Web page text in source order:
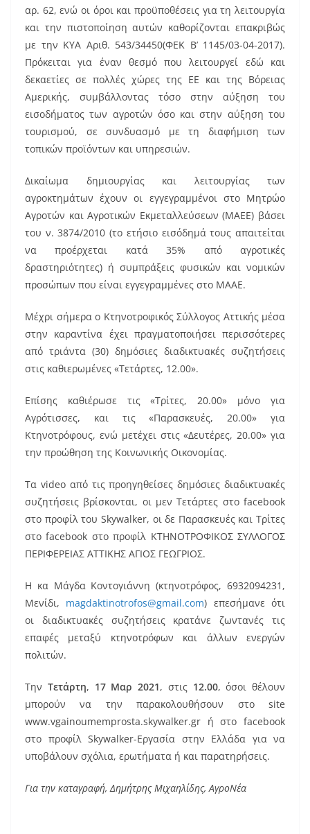
αρ. 62, ενώ οι όροι και προϋποθέσεις για τη λειτουργία
και την πιστοποίηση αυτών καθορίζονται επακριβώς
με την ΚΥΑ Αριθ. 543/34450(ΦΕΚ Β’ 1145/03-04-2017).
Πρόκειται για έναν θεσμό που λειτουργεί εδώ και
δεκαετίες σε πολλές χώρες της ΕΕ και της Βόρειας
Αμερικής, συμβάλλοντας τόσο στην αύξηση του
εισοδήματος των αγροτών όσο και στην αύξηση του
τουρισμού, σε συνδυασμό με τη διαφήμιση των
τοπικών προϊόντων και υπηρεσιών.
Δικαίωμα δημιουργίας και λειτουργίας των
αγροκτημάτων έχουν οι εγγεγραμμένοι στο Μητρώο
Αγροτών και Αγροτικών Εκμεταλλεύσεων (ΜΑΕΕ) βάσει
του ν. 3874/2010 (το ετήσιο εισόδημά τους απαιτείται
να προέρχεται κατά 35% από αγροτικές
δραστηριότητες) ή συμπράξεις φυσικών και νομικών
προσώπων που είναι εγγεγραμμένες στο ΜΑΑΕ.
Μέχρι σήμερα ο Κτηνοτροφικός Σύλλογος Αττικής μέσα
στην καραντίνα έχει πραγματοποιήσει περισσότερες
από τριάντα (30) δημόσιες διαδικτυακές συζητήσεις
στις καθιερωμένες «Τετάρτες, 12.00».
Επίσης καθιέρωσε τις «Τρίτες, 20.00» μόνο για
Αγρότισσες, και τις «Παρασκευές, 20.00» για
Κτηνοτρόφους, ενώ μετέχει στις «Δευτέρες, 20.00» για
την προώθηση της Κοινωνικής Οικονομίας.
Τα video από τις προηγηθείσες δημόσιες διαδικτυακές
συζητήσεις βρίσκονται, οι μεν Τετάρτες στο facebook
στο προφίλ του Skywalker, οι δε Παρασκευές και Τρίτες
στο facebook στο προφίλ ΚΤΗΝΟΤΡΟΦΙΚΟΣ ΣΥΛΛΟΓΟΣ
ΠΕΡΙΦΕΡΕΙΑΣ ΑΤΤΙΚΗΣ ΑΓΙΟΣ ΓΕΩΓΡΙΟΣ.
Η κα Μάγδα Κοντογιάννη (κτηνοτρόφος, 6932094231,
Μενίδι, magdaktinotrofos@gmail.com) επεσήμανε ότι
οι διαδικτυακές συζητήσεις κρατάνε ζωντανές τις
επαφές μεταξύ κτηνοτρόφων και άλλων ενεργών
πολιτών.
Την Τετάρτη, 17 Μαρ 2021, στις 12.00, όσοι θέλουν
μπορούν να την παρακολουθήσουν στο site
www.vgainoumemprosta.skywalker.gr ή στο facebook
στο προφίλ Skywalker-Εργασία στην Ελλάδα για να
υποβάλουν σχόλια, ερωτήματα ή και παρατηρήσεις.
Για την καταγραφή, Δημήτρης Μιχαηλίδης, ΑγροΝέα